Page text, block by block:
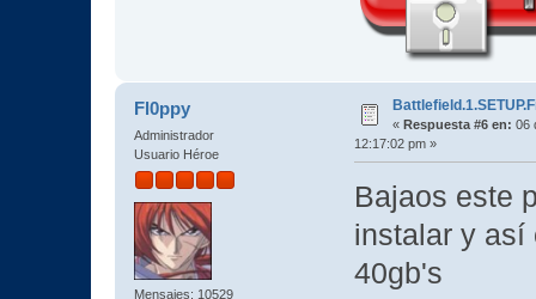
Fl0ppy
Administrador
Usuario Héroe
Mensajes: 10529
« Respuesta #6 en: 06
12:17:02 pm »
Bajaos este
instalar y así
40gb's